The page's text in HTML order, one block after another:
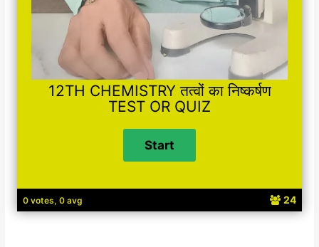
0 votes, 0 avg 24
12TH CHEMISTRY तत्वों का निष्कर्षण
TEST OR QUIZ